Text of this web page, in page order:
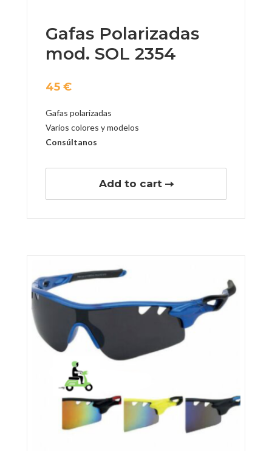
Gafas Polarizadas
mod. SOL 2354
45 €
Gafas polarizadas
Varios colores y modelos
Consúltanos
Add to cart